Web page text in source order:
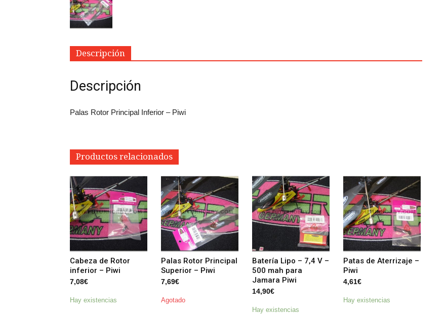
Descripción
Descripción
Palas Rotor Principal Inferior – Piwi
Productos relacionados
Cabeza de Rotor
inferior – Piwi
7,08€
Hay existencias
Palas Rotor Principal
Superior – Piwi
7,69€
Agotado
Batería Lipo – 7,4 V –
500 mah para
Jamara Piwi
14,90€
Hay existencias
Patas de Aterrizaje –
Piwi
4,61€
Hay existencias